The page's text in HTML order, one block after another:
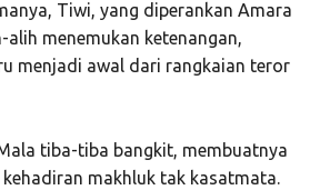
Tiwi, yang diperankan Amara
alih menemukan ketenangan,
menjadi awal dari rangkaian teror
tiba-tiba bangkit, membuatnya
makhluk tak kasatmata.